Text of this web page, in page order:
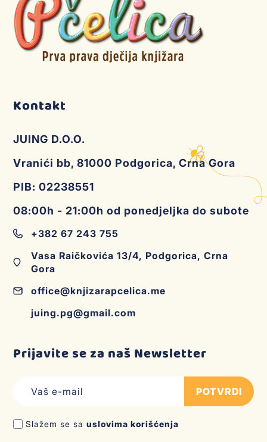
Kontakt
JUING D.O.O.
Vranići bb, 81000 Podgorica, Crna Gora
PIB: 02238551
08:00h - 21:00h od ponedjeljka do subote
+382 67 243 755
Vasa Raičkovića 13/4, Podgorica, Crna
Gora
office@knjizarapcelica.me
juing.pg@gmail.com
Prijavite se za naš Newsletter
POTVRDI
Slažem se sauslovima korišćenja